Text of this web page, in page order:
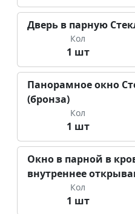
Дверь в парную
Кол
1 шт
Панорамное окно
(бронза)
Кол
1 шт
Окно в парной в
внутреннее
Кол
1 шт